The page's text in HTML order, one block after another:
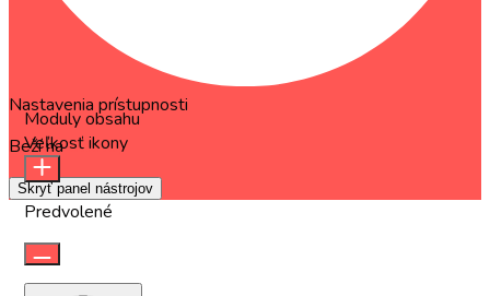
Nastavenia prístupnosti
Beží naOneTap
Skryť panel nástrojov
Moduly obsahu
Veľkosť ikony
Predvolené